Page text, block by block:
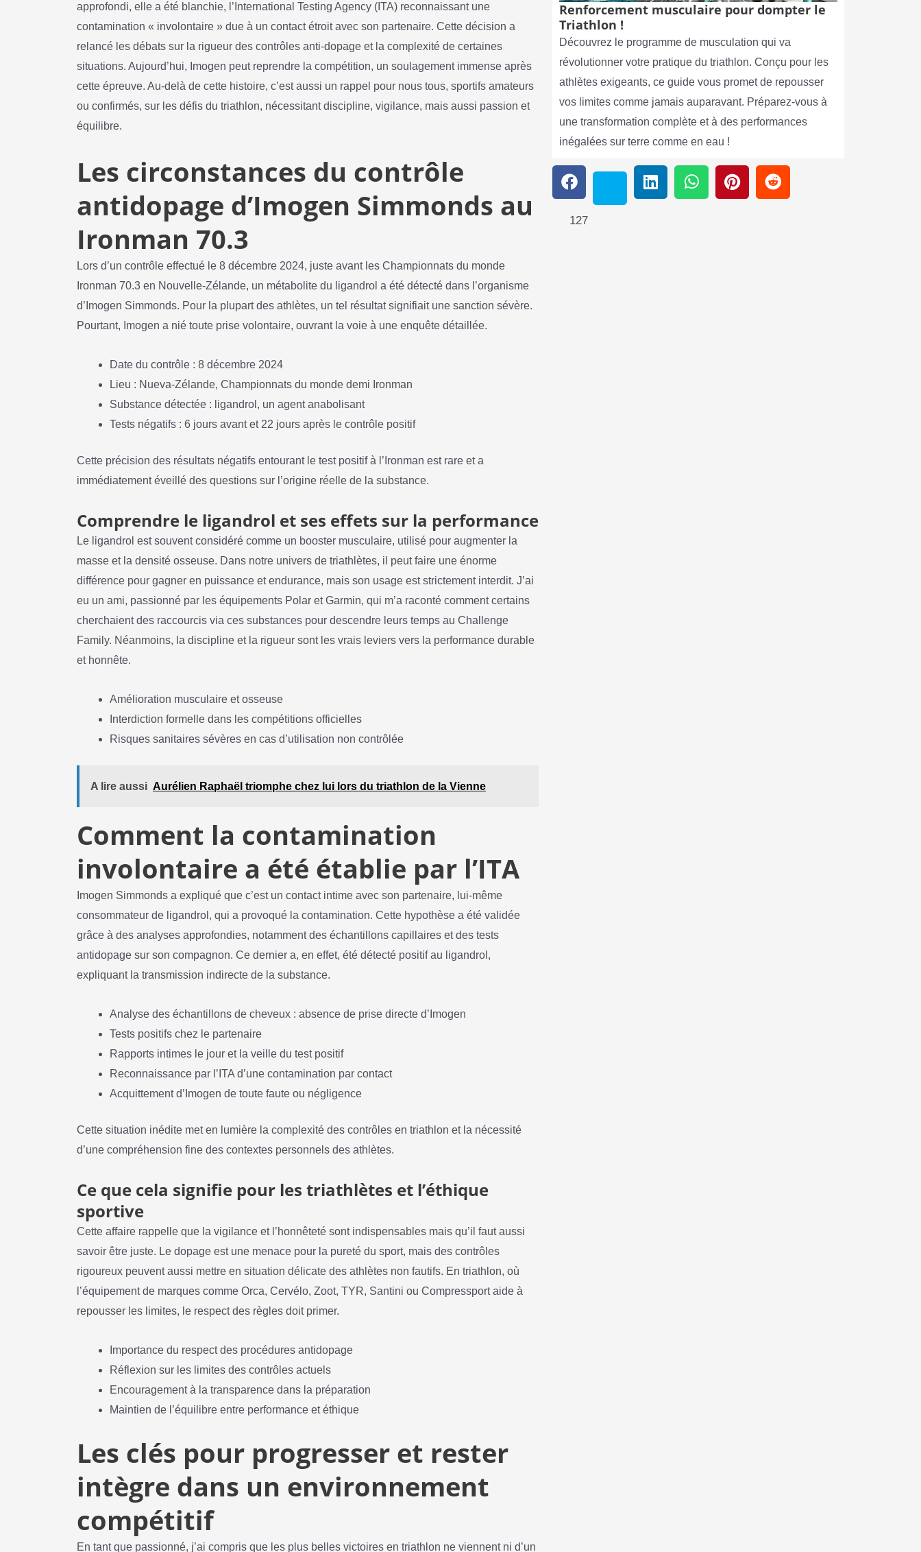
approfondi, elle a été blanchie, l’International Testing Agency (ITA) reconnaissant une
contamination « involontaire » due à un contact étroit avec son partenaire. Cette décision a
relancé les débats sur la rigueur des contrôles anti-dopage et la complexité de certaines
situations. Aujourd’hui, Imogen peut reprendre la compétition, un soulagement immense après
cette épreuve. Au-delà de cette histoire, c’est aussi un rappel pour nous tous, sportifs amateurs
ou confirmés, sur les défis du triathlon, nécessitant discipline, vigilance, mais aussi passion et
équilibre.
Les circonstances du contrôle
antidopage d’Imogen Simmonds au
Ironman 70.3
Lors d’un contrôle effectué le 8 décembre 2024, juste avant les Championnats du monde
Ironman 70.3 en Nouvelle-Zélande, un métabolite du ligandrol a été détecté dans l’organisme
d’Imogen Simmonds. Pour la plupart des athlètes, un tel résultat signifiait une sanction sévère.
Pourtant, Imogen a nié toute prise volontaire, ouvrant la voie à une enquête détaillée.
Date du contrôle : 8 décembre 2024
Lieu : Nueva-Zélande, Championnats du monde demi Ironman
Substance détectée : ligandrol, un agent anabolisant
Tests négatifs : 6 jours avant et 22 jours après le contrôle positif
Cette précision des résultats négatifs entourant le test positif à l’Ironman est rare et a
immédiatement éveillé des questions sur l’origine réelle de la substance.
Comprendre le ligandrol et ses effets sur la performance
Le ligandrol est souvent considéré comme un booster musculaire, utilisé pour augmenter la
masse et la densité osseuse. Dans notre univers de triathlètes, il peut faire une énorme
différence pour gagner en puissance et endurance, mais son usage est strictement interdit. J’ai
eu un ami, passionné par les équipements Polar et Garmin, qui m’a raconté comment certains
cherchaient des raccourcis via ces substances pour descendre leurs temps au Challenge
Family. Néanmoins, la discipline et la rigueur sont les vrais leviers vers la performance durable
et honnête.
Amélioration musculaire et osseuse
Interdiction formelle dans les compétitions officielles
Risques sanitaires sévères en cas d’utilisation non contrôlée
A lire aussi Aurélien Raphaël triomphe chez lui lors du triathlon de la Vienne
Comment la contamination
involontaire a été établie par l’ITA
Imogen Simmonds a expliqué que c’est un contact intime avec son partenaire, lui-même
consommateur de ligandrol, qui a provoqué la contamination. Cette hypothèse a été validée
grâce à des analyses approfondies, notamment des échantillons capillaires et des tests
antidopage sur son compagnon. Ce dernier a, en effet, été détecté positif au ligandrol,
expliquant la transmission indirecte de la substance.
Analyse des échantillons de cheveux : absence de prise directe d’Imogen
Tests positifs chez le partenaire
Rapports intimes le jour et la veille du test positif
Reconnaissance par l’ITA d’une contamination par contact
Acquittement d’Imogen de toute faute ou négligence
Cette situation inédite met en lumière la complexité des contrôles en triathlon et la nécessité
d’une compréhension fine des contextes personnels des athlètes.
Ce que cela signifie pour les triathlètes et l’éthique
sportive
Cette affaire rappelle que la vigilance et l’honnêteté sont indispensables mais qu’il faut aussi
savoir être juste. Le dopage est une menace pour la pureté du sport, mais des contrôles
rigoureux peuvent aussi mettre en situation délicate des athlètes non fautifs. En triathlon, où
l’équipement de marques comme Orca, Cervélo, Zoot, TYR, Santini ou Compressport aide à
repousser les limites, le respect des règles doit primer.
Importance du respect des procédures antidopage
Réflexion sur les limites des contrôles actuels
Encouragement à la transparence dans la préparation
Maintien de l’équilibre entre performance et éthique
Les clés pour progresser et rester
intègre dans un environnement
compétitif
En tant que passionné, j’ai compris que les plus belles victoires en triathlon ne viennent ni d’un
Renforcement musculaire pour dompter le
Triathlon !
Découvrez le programme de musculation qui va
révolutionner votre pratique du triathlon. Conçu pour les
athlètes exigeants, ce guide vous promet de repousser
vos limites comme jamais auparavant. Préparez-vous à
une transformation complète et à des performances
inégalées sur terre comme en eau !
127